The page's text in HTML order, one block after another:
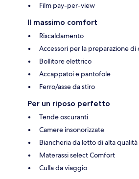
Film pay-per-view
Il massimo comfort
Riscaldamento
Accessori per la preparazione
Bollitore elettrico
Accappatoi e pantofole
Ferro/asse da stiro
Per un riposo perfetto
Tende oscuranti
Camere insonorizzate
Biancheria da letto di alta qualità
Materassi select Comfort
Culla da viaggio